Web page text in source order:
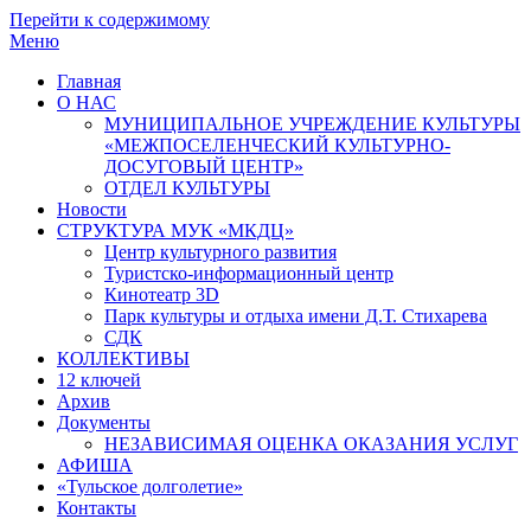
Перейти к содержимому
Меню
Главная
О НАС
МУНИЦИПАЛЬНОЕ УЧРЕЖДЕНИЕ КУЛЬТУРЫ
«МЕЖПОСЕЛЕНЧЕСКИЙ КУЛЬТУРНО-
ДОСУГОВЫЙ ЦЕНТР»
ОТДЕЛ КУЛЬТУРЫ
Новости
СТРУКТУРА МУК «МКДЦ»
Центр культурного развития
Туристско-информационный центр
Кинотеатр 3D
Парк культуры и отдыха имени Д.Т. Стихарева
СДК
КОЛЛЕКТИВЫ
12 ключей
Архив
Документы
НЕЗАВИСИМАЯ ОЦЕНКА ОКАЗАНИЯ УСЛУГ
АФИША
«Тульское долголетие»
Контакты